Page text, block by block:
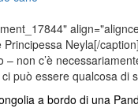
Neyla[/
– non c’è
può essere qualcosa di
a bordo di una